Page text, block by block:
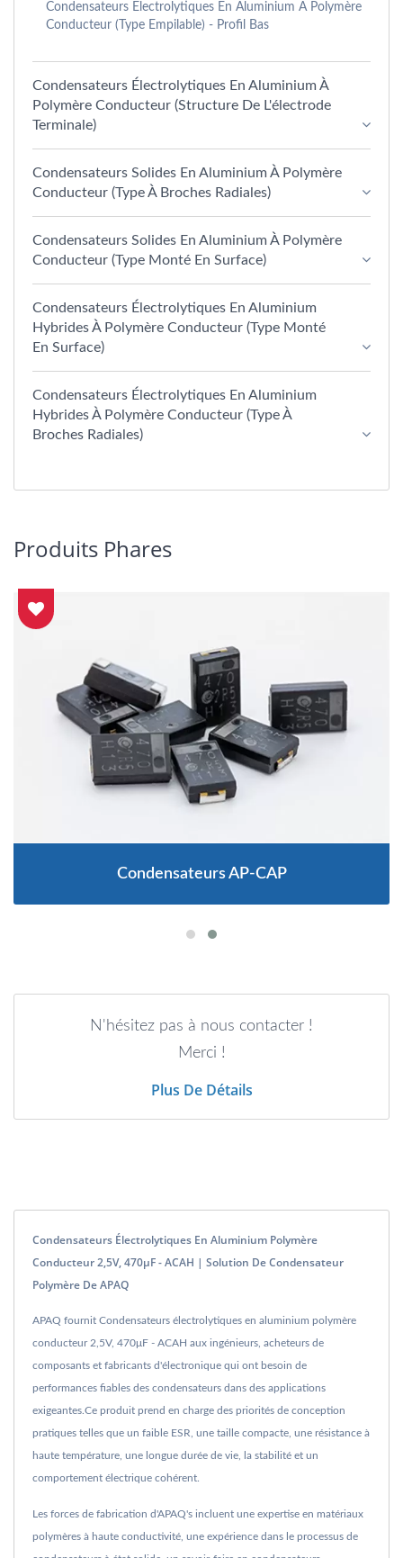
Condensateurs Électrolytiques En Aluminium À Polymère
Conducteur (Type Empilable) - Profil Bas
Condensateurs Électrolytiques En Aluminium À
Polymère Conducteur (structure De L'électrode
Terminale)
Condensateurs Solides En Aluminium À Polymère
Conducteur (type À Broches Radiales)
Condensateurs Solides En Aluminium À Polymère
Conducteur (type Monté En Surface)
Condensateurs Électrolytiques En Aluminium
Hybrides À Polymère Conducteur (type Monté
En Surface)
Condensateurs Électrolytiques En Aluminium
Hybrides À Polymère Conducteur (type À
Broches Radiales)
Produits Phares
Condensateurs AP-CAP
N'hésitez pas à nous contacter !
Merci !
Plus De Détails
Condensateurs Électrolytiques En Aluminium Polymère
Conducteur 2,5V, 470μF - ACAH | Solution De Condensateur
Polymère De APAQ
APAQ fournit Condensateurs électrolytiques en aluminium polymère
conducteur 2,5V, 470μF - ACAH aux ingénieurs, acheteurs de
composants et fabricants d'électronique qui ont besoin de
performances fiables des condensateurs dans des applications
exigeantes.Ce produit prend en charge des priorités de conception
pratiques telles que un faible ESR, une taille compacte, une résistance à
haute température, une longue durée de vie, la stabilité et un
comportement électrique cohérent.
Les forces de fabrication d'APAQ's incluent une expertise en matériaux
polymères à haute conductivité, une expérience dans le processus de